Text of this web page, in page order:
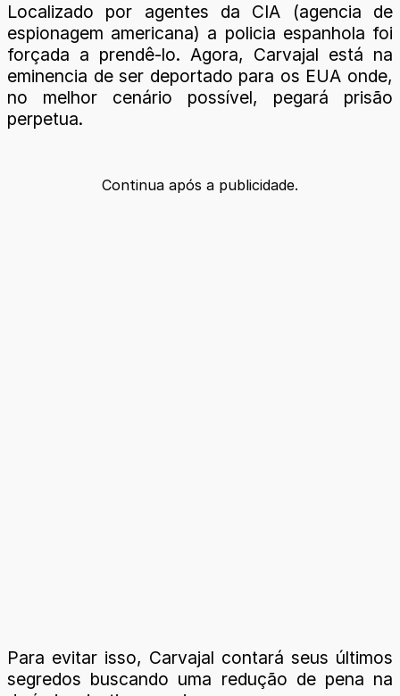
Localizado por agentes da CIA (agencia de
espionagem americana) a policia espanhola foi
forçada a prendê-lo. Agora, Carvajal está na
eminencia de ser deportado para os EUA onde,
no melhor cenário possível, pegará prisão
perpetua.
Continua após a publicidade.
Para evitar isso, Carvajal contará seus últimos
segredos buscando uma redução de pena na